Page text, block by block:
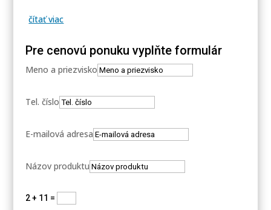
čítať viac
Pre cenovú ponuku vyplňte formulár
Meno a priezvisko
Tel. číslo
E-mailová adresa
Názov produktu
2 + 11 =